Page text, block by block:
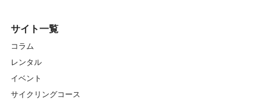
サイト一覧
コラム
レンタル
イベント
サイクリングコース